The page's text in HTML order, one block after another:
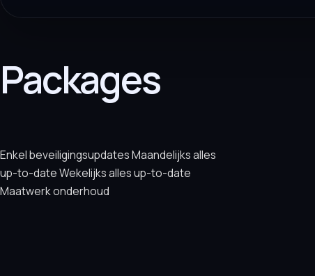
Packages
Enkel beveiligingsupdates Maandelijks alles
up-to-date Wekelijks alles up-to-date
Maatwerk onderhoud